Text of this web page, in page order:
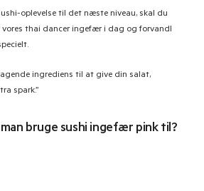
oplevelse til det næste niveau, skal du
vores thai dancer ingefær i dag og forvandl
ingrediens til at give din salat,
spark.”
bruge sushi ingefær pink til?